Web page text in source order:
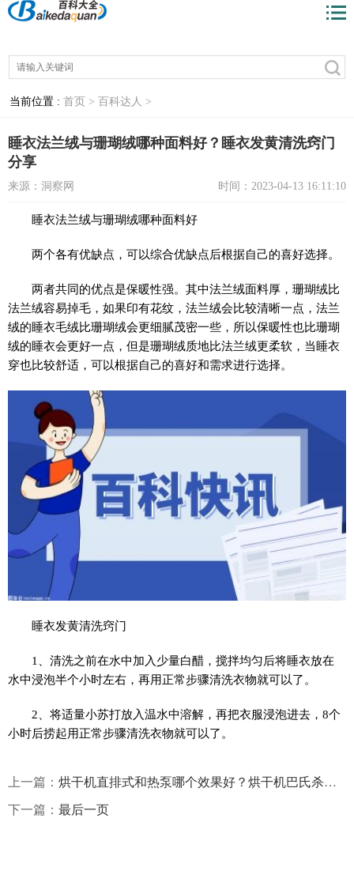
当前位置 : 首页 > 百科达人 >
睡衣法兰绒与珊瑚绒哪种面料好？睡衣发黄清洗窍门
分享
来源：洞察网 时间：2023-04-13 16:11:10
睡衣法兰绒与珊瑚绒哪种面料好
两个各有优缺点，可以综合优缺点后根据自己的喜好选择。
两者共同的优点是保暖性强。其中法兰绒面料厚，珊瑚绒比
法兰绒容易掉毛，如果印有花纹，法兰绒会比较清晰一点，法兰
绒的睡衣毛绒比珊瑚绒会更细腻茂密一些，所以保暖性也比珊瑚
绒的睡衣会更好一点，但是珊瑚绒质地比法兰绒更柔软，当睡衣
穿也比较舒适，可以根据自己的喜好和需求进行选择。
睡衣发黄清洗窍门
1、清洗之前在水中加入少量白醋，搅拌均匀后将睡衣放在
水中浸泡半个小时左右，再用正常步骤清洗衣物就可以了。
2、将适量小苏打放入温水中溶解，再把衣服浸泡进去，8个
小时后捞起用正常步骤清洗衣物就可以了。
上一篇： 烘干机直排式和热泵哪个效果好？烘干机巴氏杀菌和紫外线杀菌哪个好？
下一篇： 最后一页